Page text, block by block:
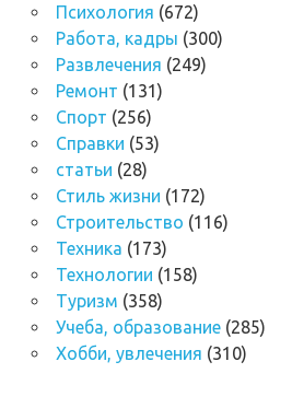
Психология (672)
Работа, кадры (300)
Развлечения (249)
Ремонт (131)
Спорт (256)
Справки (53)
статьи (28)
Стиль жизни (172)
Строительство (116)
Техника (173)
Технологии (158)
Туризм (358)
Учеба, образование(285)
Хобби, увлечения (310)